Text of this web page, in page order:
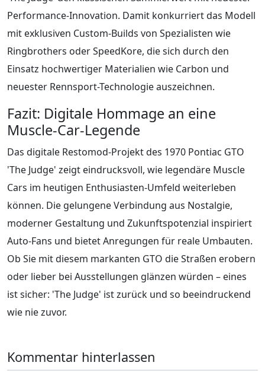
Performance-Innovation. Damit konkurriert das Modell
mit exklusiven Custom-Builds von Spezialisten wie
Ringbrothers oder SpeedKore, die sich durch den
Einsatz hochwertiger Materialien wie Carbon und
neuester Rennsport-Technologie auszeichnen.
Fazit: Digitale Hommage an eine
Muscle-Car-Legende
Das digitale Restomod-Projekt des 1970 Pontiac GTO
'The Judge' zeigt eindrucksvoll, wie legendäre Muscle
Cars im heutigen Enthusiasten-Umfeld weiterleben
können. Die gelungene Verbindung aus Nostalgie,
moderner Gestaltung und Zukunftspotenzial inspiriert
Auto-Fans und bietet Anregungen für reale Umbauten.
Ob Sie mit diesem markanten GTO die Straßen erobern
oder lieber bei Ausstellungen glänzen würden – eines
ist sicher: 'The Judge' ist zurück und so beeindruckend
wie nie zuvor.
Kommentar hinterlassen